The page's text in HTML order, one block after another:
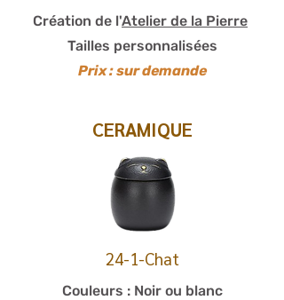
Création de l'Atelier de la Pierre
Tailles personnalisées
Prix : sur demande
CERAMIQUE
24-1-Chat
Couleurs : Noir ou blanc